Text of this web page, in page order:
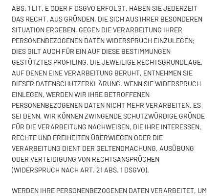
ABS. 1 LIT. E ODER F DSGVO ERFOLGT, HABEN SIE JEDERZEIT
DAS RECHT, AUS GRÜNDEN, DIE SICH AUS IHRER BESONDEREN
SITUATION ERGEBEN, GEGEN DIE VERARBEITUNG IHRER
PERSONENBEZOGENEN DATEN WIDERSPRUCH EINZULEGEN;
DIES GILT AUCH FÜR EIN AUF DIESE BESTIMMUNGEN
GESTÜTZTES PROFILING. DIE JEWEILIGE RECHTSGRUNDLAGE,
AUF DENEN EINE VERARBEITUNG BERUHT, ENTNEHMEN SIE
DIESER DATENSCHUTZERKLÄRUNG. WENN SIE WIDERSPRUCH
EINLEGEN, WERDEN WIR IHRE BETROFFENEN
PERSONENBEZOGENEN DATEN NICHT MEHR VERARBEITEN, ES
SEI DENN, WIR KÖNNEN ZWINGENDE SCHUTZWÜRDIGE GRÜNDE
FÜR DIE VERARBEITUNG NACHWEISEN, DIE IHRE INTERESSEN,
RECHTE UND FREIHEITEN ÜBERWIEGEN ODER DIE
VERARBEITUNG DIENT DER GELTENDMACHUNG, AUSÜBUNG
ODER VERTEIDIGUNG VON RECHTSANSPRÜCHEN
(WIDERSPRUCH NACH ART. 21 ABS. 1 DSGVO).
WERDEN IHRE PERSONENBEZOGENEN DATEN VERARBEITET, UM